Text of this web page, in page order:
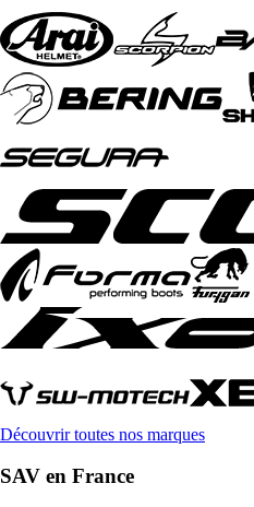
Découvrir toutes nos marques
SAV en France